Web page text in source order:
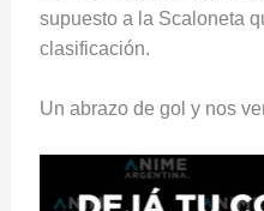
supuesto a la Scaloneta
clasificación.
Un abrazo de gol y nos